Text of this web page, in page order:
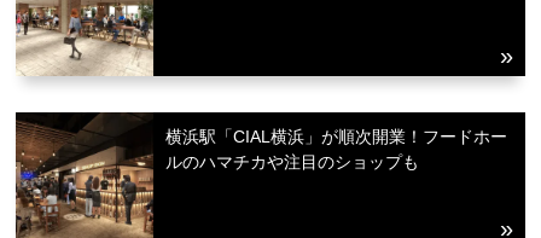
横浜駅「CIAL横浜」が順次開業！フードホー
ルのハマチカや注目のショップも